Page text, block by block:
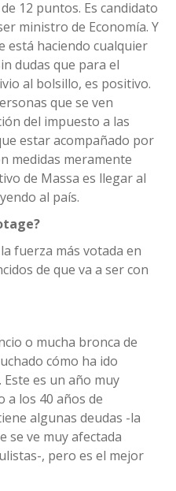
12 puntos. Es candidato
ministro de Economía. Y
está haciendo cualquier
dudas que para el
al bolsillo, es positivo.
que se ven
del impuesto a las
estar acompañado por
medidas meramente
de Massa es llegar al
al país.
fuerza más votada en
de que va a ser con
o mucha bronca de
cómo ha ido
es un año muy
a los 40 años de
algunas deudas -la
se ve muy afectada
, pero es el mejor